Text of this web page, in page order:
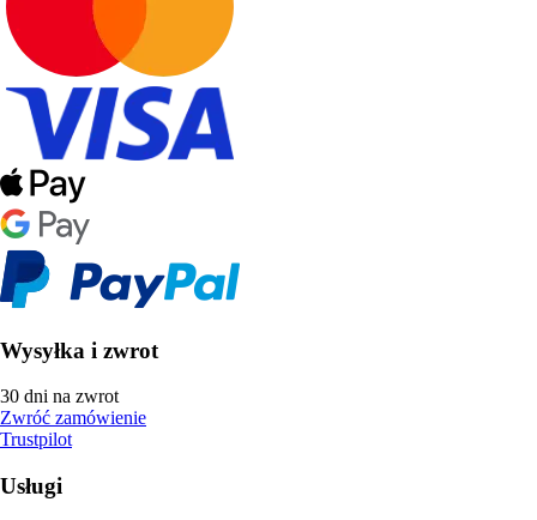
Wysyłka i zwrot
30 dni na zwrot
Zwróć zamówienie
Trustpilot
Usługi